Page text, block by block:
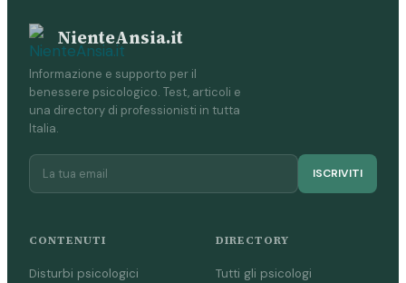
NienteAnsia.it
Informazione e supporto per il
benessere psicologico. Test, articoli e
una directory di professionisti in tutta
Italia.
ISCRIVITI
CONTENUTI
Disturbi psicologici
DIRECTORY
Tutti gli psicologi